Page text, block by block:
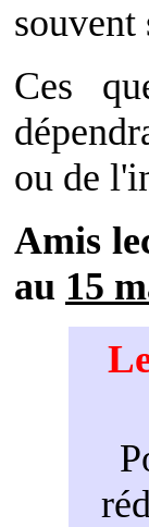
souvent
Ces
ou de
Amis
au 15